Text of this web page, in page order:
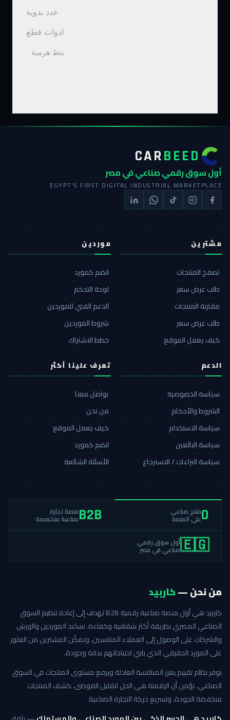
عدد يدوية
ادوات قطع
بنط هرمية
CARBEED
أول سوق رقمي صناعي في مصر
EGYPT'S FIRST DIGITAL INDUSTRIAL MARKETPLACE
مشترين
تصفح المنتجات
طلب عرض سعر
مقارنة المنتجات
طلب عرض سعر
كيف يعمل الموقع
موردين
انضم كمورد
لوحة التحكم
الدعم الفني للموردين
شروط الموردين
خطط الاشتراك
الدعم
سياسة الخصوصية
الشروط والأحكام
سياسة الاستخدام
سياسة البائعين
سياسة النزاعات / الاسترجاع
تعرف علينا أكثر
تواصل معنا
من نحن
كيف يعمل الموقع
انضم كمورد
الأسئلة الشائعة
0منتج صناعي
على المنصة B2Bمنصة تجارة
صناعية متخصصة
🇪🇬أول سوق رقمي
صناعي في مصر
من نحن —كاربيد
كاربيد هي أول منصة صناعية رقمية B2B تهدف إلى إعادة تنظيم السوق
الصناعي المصري بطريقة أكثر شفافية وكفاءة. نساعد الموردين والورش
والشركات على الوصول إلى العملاء المناسبين، ونمكّن المشترين من العثور
على المورد الحقيقي الذي يلبي احتياجاتهم بدقة وجودة.
نوفر نظام تقييم يعزز المنافسة العادلة ويرفع مستوى المنتجات في السوق
الصناعي. نؤمن أن الرقمنة هي الحل لتقليل الفوضى، كشف المنتجات
منخفضة الجودة، وتسريع حركة التجارة الصناعية.